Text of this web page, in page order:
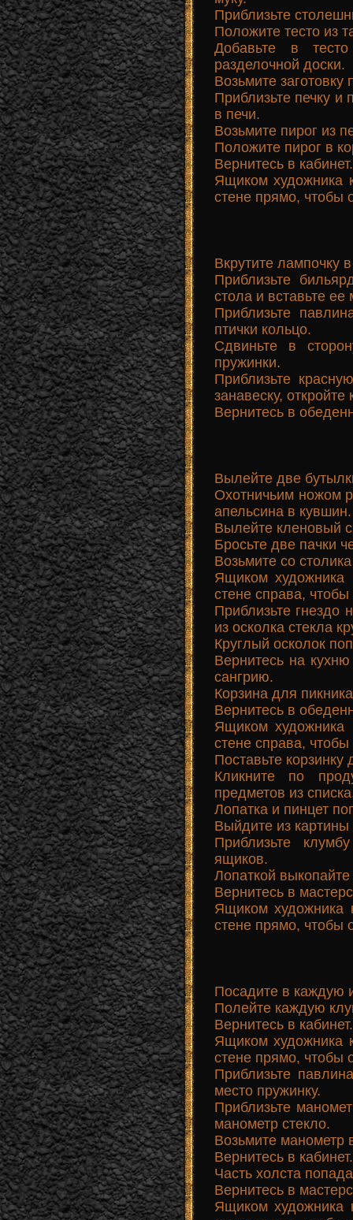
Приблизьте
Положите тесто из
Добавьте в
разделочной доски.
Возьмите заготовку
Приблизьте печку и
в печи.
Возьмите пирог из
Положите пирог в
Вернитесь в кабинет.
Ящиком художника
стене прямо, чтобы
Вкрутите лампочку
Приблизьте
стола и вставьте ее
Приблизьте
птички кольцо.
Сдвиньте в
пружинки.
Приблизьте
занавеску, откройте
Вернитесь в
Вылейте две
Охотничьим ножом
апельсина в кувшин.
Вылейте кленовый
Бросьте две пачки
Возьмите со
Ящиком художника
стене справа, чтобы
Приблизьте гнездо
из осколка стекла
Круглый осколок
Вернитесь на
сангрию.
Корзина для
Вернитесь в
Ящиком художника
стене справа, чтобы
Поставьте
Кликните по
предметов из
Лопатка и пинцет
Выйдите из
Приблизьте
ящиков.
Лопаткой
Вернитесь в
Ящиком художника
стене прямо, чтобы
Посадите в каждую
Полейте каждую
Вернитесь в кабинет.
Ящиком художника
стене прямо, чтобы
Приблизьте
место пружинку.
Приблизьте
манометр стекло.
Возьмите манометр
Вернитесь в кабинет.
Часть холста
Вернитесь в
Ящиком художника